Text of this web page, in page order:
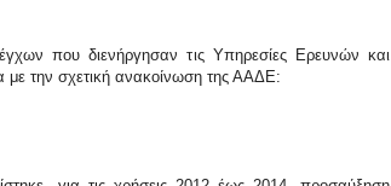
που διενήργησαν τις Υπηρεσίες Ερευνών και
την σχετική ανακοίνωση της ΑΑΔΕ: